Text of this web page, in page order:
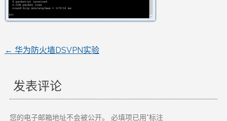
文
章
导
← 华为防火墙DSVPN实验
发表评论
您的电子邮箱地址不会被公开。 必填项已用*标注